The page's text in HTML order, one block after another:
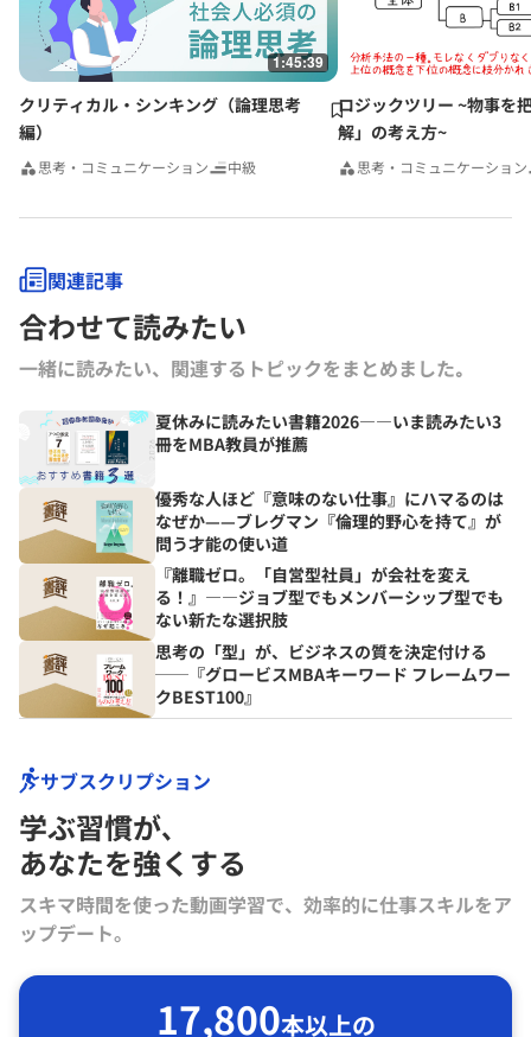
1:45:39
クリティカル・シンキング（論理思考
編）
思考・コミュニケーション 中級
ロジックツリー ~物事を
解」の考え方~
思考・コミュニケーション
関連記事
合わせて読みたい
一緒に読みたい、関連するトピックをまとめました｡
夏休みに読みたい書籍2026――いま読みたい3
冊をMBA教員が推薦
優秀な人ほど『意味のない仕事』にハマるのは
なぜか——ブレグマン『倫理的野心を持て』が
問う才能の使い道
『離職ゼロ。「自営型社員」が会社を変え
る！』――ジョブ型でもメンバーシップ型でも
ない新たな選択肢
思考の「型」が、ビジネスの質を決定付ける
──『グロービスMBAキーワード フレームワー
クBEST100』
サブスクリプション
学ぶ習慣が､
あなたを強くする
スキマ時間を使った動画学習で、効率的に仕事スキルをア
ップデート。
17,800本以上の